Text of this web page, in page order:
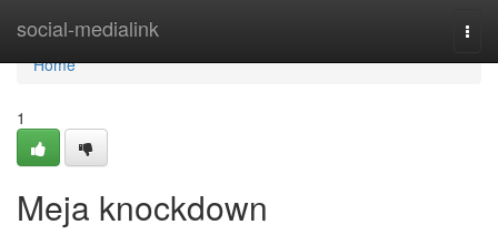
social-medialink
Home
Home
1
Meja knockdown